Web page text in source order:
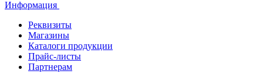
Информация
Реквизиты
Магазины
Каталоги продукции
Прайс-листы
Партнерам